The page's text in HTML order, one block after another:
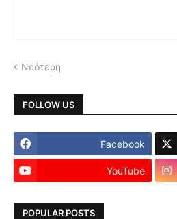
Νεότερη
FOLLOW US
Facebook
YouTube
POPULAR POSTS